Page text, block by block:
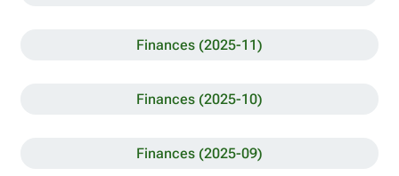
Finances (2025-11)
Finances (2025-10)
Finances (2025-09)